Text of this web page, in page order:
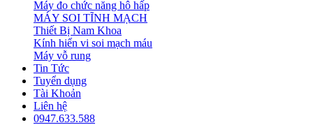
Máy đo chức năng hô hấp
MÁY SOI TĨNH MẠCH
Thiết Bị Nam Khoa
Kính hiển vi soi mạch máu
Máy vỗ rung
Tin Tức
Tuyển dụng
Tài Khoản
Liên hệ
0947.633.588